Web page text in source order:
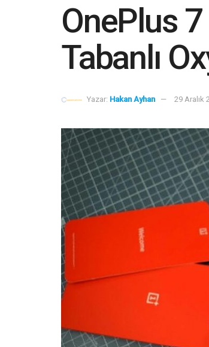
OnePlus
Tabanlı
Yazar: Hakan Ayhan 29 Aralık